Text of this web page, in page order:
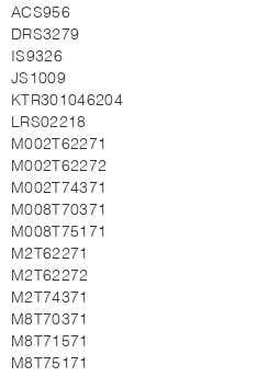
ACS956
DRS3279
IS9326
JS1009
KTR301046204
LRS02218
M002T62271
M002T62272
M002T74371
M008T70371
M008T75171
M2T62271
M2T62272
M2T74371
M8T70371
M8T71571
M8T75171